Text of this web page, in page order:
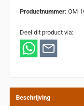
Productnummer: OM-
Deel dit product via:
Beschrijving